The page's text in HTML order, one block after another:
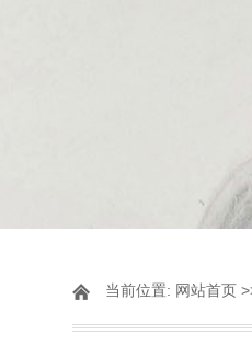
当前位置: 网站首页